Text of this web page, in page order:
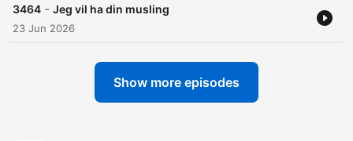
3464 - Jeg vil ha din musling
23 Jun 2026
Show more episodes